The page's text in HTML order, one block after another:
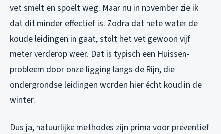
vet smelt en spoelt weg. Maar nu in november zie ik
dat dit minder effectief is. Zodra dat hete water de
koude leidingen in gaat, stolt het vet gewoon vijf
meter verderop weer. Dat is typisch een Huissen-
probleem door onze ligging langs de Rijn, die
ondergrondse leidingen worden hier écht koud in de
winter.
Dus ja, natuurlijke methodes zijn prima voor preventief